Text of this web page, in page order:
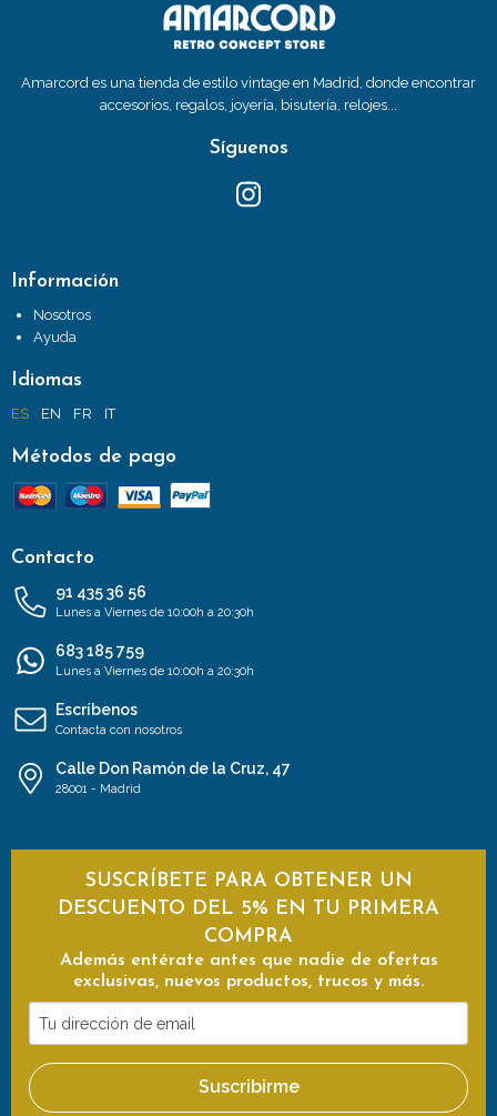
Amarcord es una tienda de estilo vintage en Madrid, donde encontrar
accesorios, regalos, joyería, bisutería, relojes...
Síguenos
Información
Nosotros
Ayuda
Idiomas
ES EN FR IT
Métodos de pago
Contacto
91 435 36 56
Lunes a Viernes de 10:00h a 20:30h
683 185 759
Lunes a Viernes de 10:00h a 20:30h
Escríbenos
Contacta con nosotros
Calle Don Ramón de la Cruz, 47
28001 - Madrid
SUSCRÍBETE PARA OBTENER UN
DESCUENTO DEL 5% EN TU PRIMERA
COMPRA
Además entérate antes que nadie de ofertas
exclusivas, nuevos productos, trucos y más.
Tu
dirección
de
email
Suscribirme